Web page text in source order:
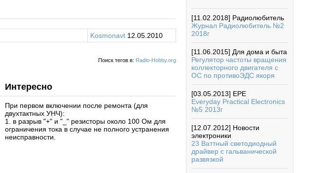
Kosmonavt 12.05.2010
Поиск тегов в: Radio-Hobby.org
Интересно
При первом включении после ремонта (для
двухтактных УНЧ):
1. в разрыв "+" и "_" резисторы около 100 Ом для
ограничения тока в случае не полного устранения
неисправности.
[11.02.2018] Радиолюбитель
Журнал Радиолюбитель №2
2018г
[11.06.2015] Для дома и быта
Регулятор частоты вращения
коллекторного двигателя с
ОС по противоЭДС якоря
[03.05.2013] EPE
Everyday Practical Electronics
№5 2013г
[12.07.2012] Новости
электроники
23 Ваттный светодиодный
драйвер с гальванической
развязкой